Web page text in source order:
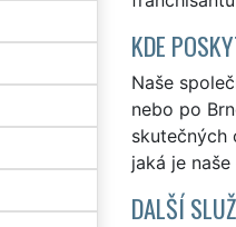
KDE
Naše
nebo po
skutečných
jaká je
DALŠÍ